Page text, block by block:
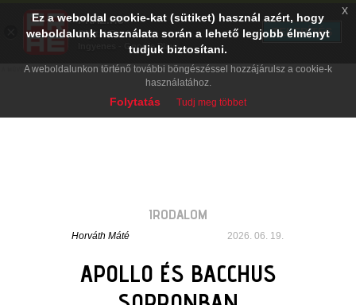
IRODALOM
Horváth Máté 2026. 06. 19.
APOLLO ÉS BACCHUS
Ez a weboldal cookie-kat (sütiket) használ azért, hogy
weboldalunk használata során a lehető legjobb élményt
tudjuk biztosítani.
A weboldalunkon történő további böngészéssel hozzájárulsz a cookie-k
használatához.
Folytatás Tudj meg többet
x
PRAE.HU
Digital Evolution
Ingyenes - Google Play
TELEPÍTÉS